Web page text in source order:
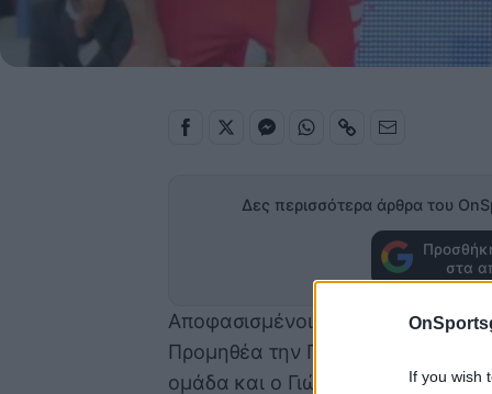
If you wish
Δες περισσότερα άρθρα του
στα
Αποφασισμένοι να τα δώσουν
Προμηθέα την Παρασκευή (30/12,
ομάδα και ο Γιώργος Γκιουζέλης